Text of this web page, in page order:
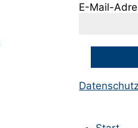
E-Mail-